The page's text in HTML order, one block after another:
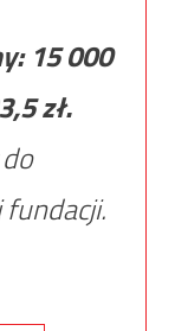
15 000
zł.